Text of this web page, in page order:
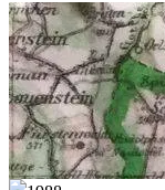
durchsuchen